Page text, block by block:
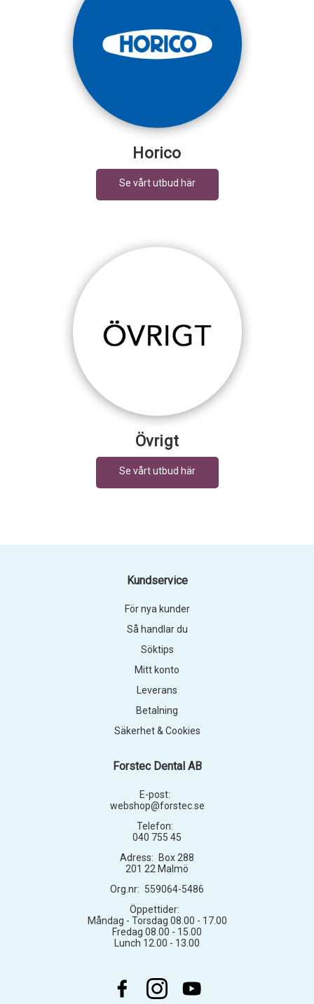
Horico
Övrigt
Forstec Dental AB
E-post:
webshop@forstec.se
Telefon:
040 755 45
Adress:
Box 288
201 22 Malmö
Org.nr: 559064-5486
Öppettider:
Måndag - Torsdag 08.00 - 17.00
Fredag 08.00 - 15.00
Lunch 12.00 - 13.00
Kundservice
För nya kunder
Så handlar du
Söktips
Mitt konto
Leverans
Betalning
Säkerhet & Cookies